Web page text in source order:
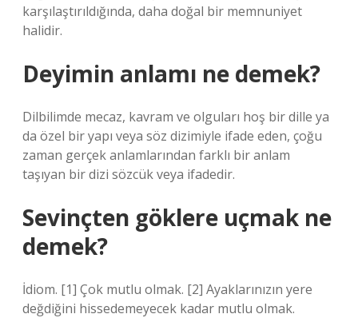
karşılaştırıldığında, daha doğal bir memnuniyet
halidir.
Deyimin anlamı ne demek?
Dilbilimde mecaz, kavram ve olguları hoş bir dille ya
da özel bir yapı veya söz dizimiyle ifade eden, çoğu
zaman gerçek anlamlarından farklı bir anlam
taşıyan bir dizi sözcük veya ifadedir.
Sevinçten göklere uçmak ne
demek?
İdiom. [1] Çok mutlu olmak. [2] Ayaklarınızın yere
değdiğini hissedemeyecek kadar mutlu olmak.